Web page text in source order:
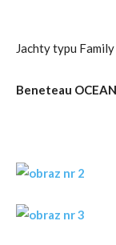
Jachty typu
Beneteau